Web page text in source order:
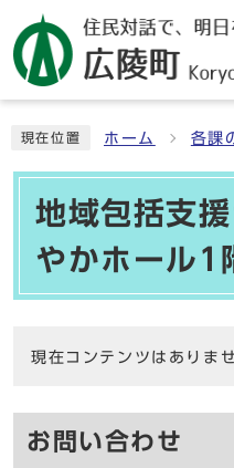
現在位置 ホーム 各課
地域包括支
やかホール1
現在コンテンツはありませ
お問い合わせ